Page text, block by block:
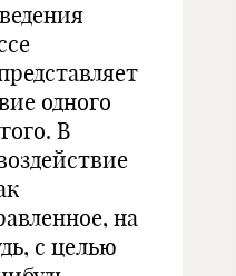
одного
В
на
с целью